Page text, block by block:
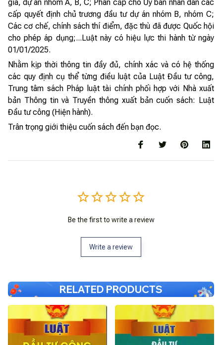
gia, dự án nhóm A, B, C; Phân cấp cho Ủy ban nhân dân các
cấp quyết định chủ trương đầu tư dự án nhóm B, nhóm C;
Các cơ chế, chính sách thí điểm, đặc thù đã được Quốc hội
cho phép áp dụng;...Luật này có hiệu lực thi hành từ ngày
01/01/2025.
Nhằm kịp thời thông tin đầy đủ, chính xác và có hệ thống
các quy định cụ thể từng điều luật của Luật Đầu tư công,
Trung tâm sách Pháp luật tài chính phối hợp với Nhà xuất
bản Thông tin và Truyền thông xuất bản cuốn sách: Luật
Đầu tư công (Hiện hành).
Trân trọng giới thiệu cuốn sách đến bạn đọc.
Be the first to write a review
Write a review
RELATED PRODUCTS